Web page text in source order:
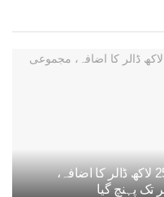
ملکی زرمبادلہ ذخائر میں 3 کروڑ 25 لاکھ ڈالر کا اضافہ،